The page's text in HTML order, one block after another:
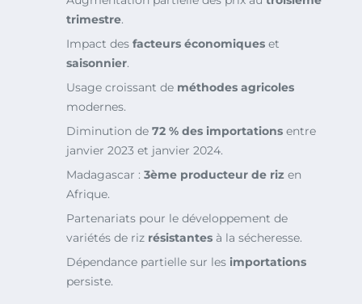
trimestre.
Impact des facteurs économiques et
saisonnier.
Usage croissant de méthodes agricoles
modernes.
Diminution de 72 % des importations entre
janvier 2023 et janvier 2024.
Madagascar : 3ème producteur de riz en
Afrique.
Partenariats pour le développement de
variétés de riz résistantes à la sécheresse.
Dépendance partielle sur les importations
persiste.